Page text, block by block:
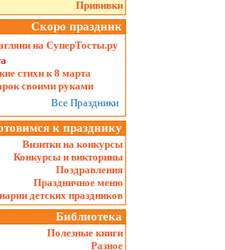
Прививки
Скоро праздник
на СуперТосты.ру
стихи к 8 марта
своими руками
Все Праздники
к празднику
Визитки на конкурсы
Конкурсы и викторины
Поздравления
Праздничное меню
детских праздников
Библиотека
Полезные книги
Разное